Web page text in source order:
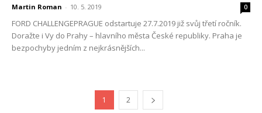
Martin Roman - 10. 5. 2019 0
FORD CHALLENGEPRAGUE odstartuje 27.7.2019 již svůj třetí ročník.
Doražte i Vy do Prahy – hlavního města České republiky. Praha je
bezpochyby jedním z nejkrásnějších...
1 2